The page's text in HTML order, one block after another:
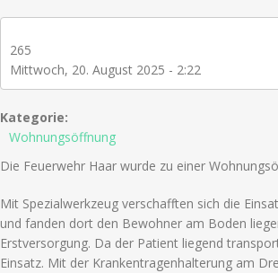
265
Mittwoch, 20. August 2025 - 2:22
Kategorie:
Wohnungsöffnung
Die Feuerwehr Haar wurde zu einer
Mit Spezialwerkzeug verschafften sich die
und fanden dort den Bewohner am Boden
Erstversorgung. Da der Patient liegend
Einsatz. Mit der Krankentragenhalterung am